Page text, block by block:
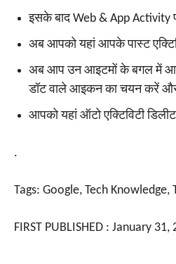
इसके बाद Web & App Activity
अब आपको यहां आपके पास्ट
अब आप उन आइटमों के बगल में आपके
डॉट वाले आइकन का चयन करें और
आपको यहां ऑटो एक्टिविटी
.
Tags: Google, Tech Knowledge,
FIRST PUBLISHED : January 31,